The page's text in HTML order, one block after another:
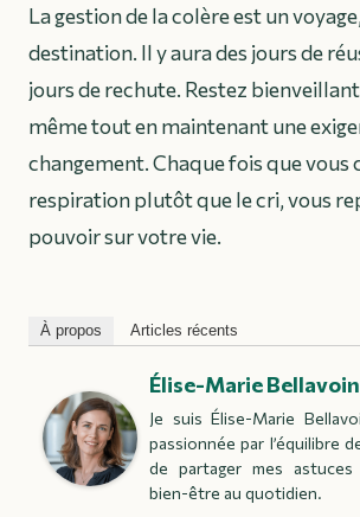
La gestion de la colère est un
destination. Il y aura des jours de
jours de rechute. Restez
même tout en maintenant une
changement. Chaque fois que vous
respiration plutôt que le cri, vous
pouvoir sur votre vie.
À propos Articles récents
Élise-Marie
Je suis Élise-Marie
passionnée par l’équilibre
de partager mes
bien-être au quotidien.